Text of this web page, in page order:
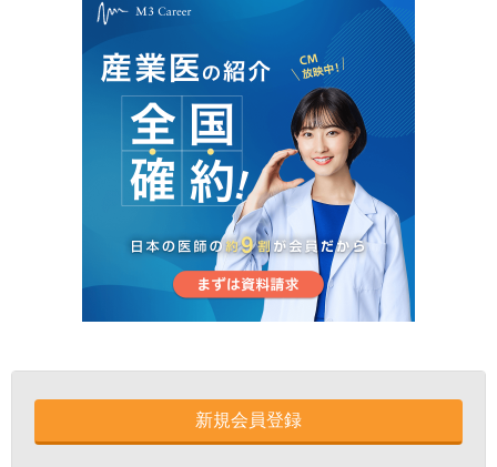
新規会員登録